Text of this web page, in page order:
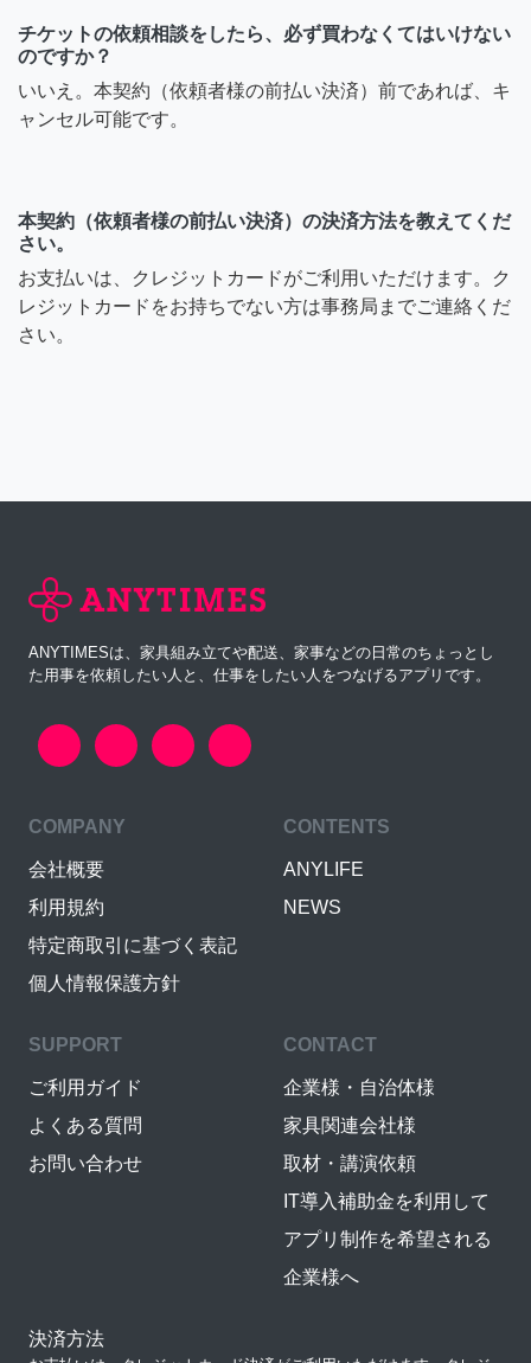
チケットの依頼相談をしたら、必ず買わなくてはいけない
のですか？
いいえ。本契約（依頼者様の前払い決済）前であれば、キ
ャンセル可能です。
本契約（依頼者様の前払い決済）の決済方法を教えてくだ
さい。
お支払いは、クレジットカードがご利用いただけます。ク
レジットカードをお持ちでない方は事務局までご連絡くだ
さい。
ANYTIMESは、家具組み立てや配送、家事などの日常のちょっとし
た用事を依頼したい人と、仕事をしたい人をつなげるアプリです。
COMPANY
会社概要
利用規約
特定商取引に基づく表記
個人情報保護方針
CONTENTS
ANYLIFE
NEWS
SUPPORT
ご利用ガイド
よくある質問
お問い合わせ
CONTACT
企業様・自治体様
家具関連会社様
取材・講演依頼
IT導入補助金を利用して
アプリ制作を希望される
企業様へ
決済方法